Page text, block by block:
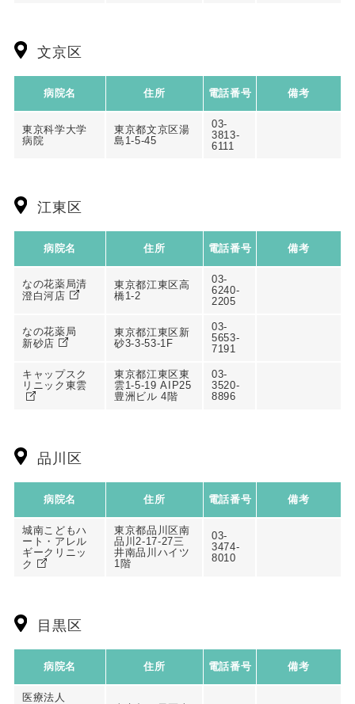
文京区
病院名 住所 電話番号 備考
東京科学大学
病院
東京都文京区湯
島1-5-45
03-
3813-
6111
江東区
病院名 住所 電話番号 備考
なの花薬局清
澄白河店
東京都江東区高
橋1-2
03-
6240-
2205
なの花薬局
新砂店
東京都江東区新
砂3-3-53-1F
03-
5653-
7191
キャップスク
リニック東雲
東京都江東区東
雲1-5-19 AIP25
豊洲ビル 4階
03-
3520-
8896
品川区
病院名 住所 電話番号 備考
城南こどもハ
ート・アレル
ギークリニッ
ク
東京都品川区南
品川2-17-27三
井南品川ハイツ
1階
03-
3474-
8010
目黒区
病院名 住所 電話番号 備考
医療法人